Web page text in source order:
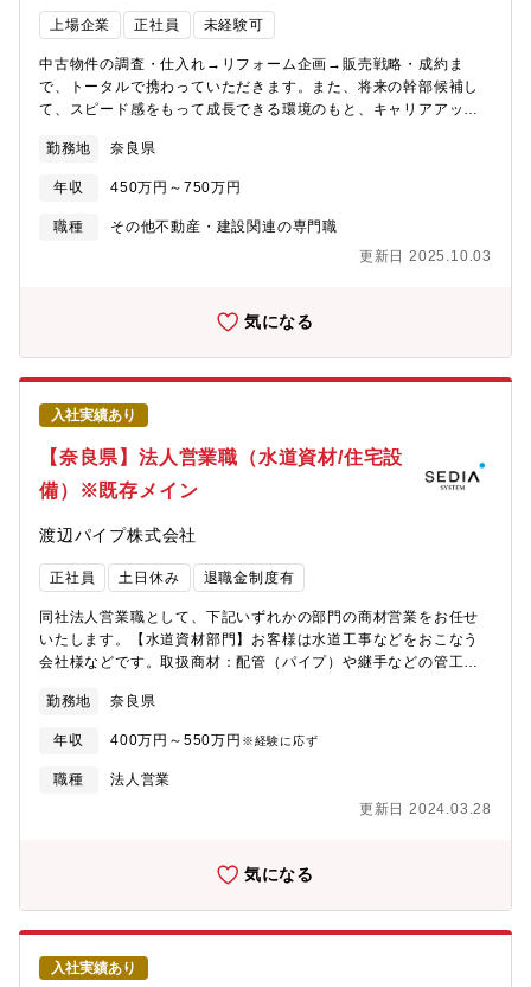
上場企業 正社員 未経験可
中古物件の調査・仕入れ→リフォーム企画→販売戦略・成約ま
で、トータルで携わっていただきます。また、将来の幹部候補し
て、スピード感をもって成長できる環境のもと、キャリアアップ
に赴き、「どのような方に住んでいただきたいか」お客様像をイ
メージしながら中古物件の仕入れを行います。(2)リフォーム企
画：お客様が住まいに求めることはなにかを考えながら、リフォ
ームのプランを立てていきます。(3)販売：自ら企画したリフォー
力】★自身のアイディアを形にし、それを自らお客様に提案して
を直接感じることができるやりがいのある業務です。★経営層に
はリクルート出身者が多く、変化と成長のスピード感がある中で
スキルアップを図りたい方にはお勧めの環境です。★宅建士手当
毎月3万円支給★マイカー通勤で営業でも使用するため、ガソリン
代、ETCカード、エコカー手当など多数福利厚生あり★結果次第
で最短で2年で店長になった方もいらっしゃいます。※充実した研
修制度があるため未経験の方でも安心してご入社いただけます！
具体的には、店舗の先輩のOJT→一連の流れを知った後の座学研
修を受講、専門的なマニュアル等、研修が充実。未経験でも知識
勤務地 奈良県
年収 450万円～750万円
職種
その他不動産・建設関連の専門職
更新日 2025.10.03
気になる
入社実績あり
【奈良県】法人営業職（水道資材/住宅設
備）※既存メイン
渡辺パイプ株式会社
正社員 土日休み 退職金制度有
同社法人営業職として、下記いずれかの部門の商材営業をお任せ
いたします。【水道資材部門】お客様は水道工事などをおこなう
会社様などです。取扱商材：配管（パイプ）や継手などの管工機
門】お客様は工務店様、リフォーム店様などです。取扱商材：住
宅設備や建材 等（ユニットバス・システムキッチンなどの住宅
設備、ドアや床材などの建材）
勤務地 奈良県
年収 400万円～550万円 ※経験に応ず
職種
法人営業
更新日 2024.03.28
気になる
入社実績あり